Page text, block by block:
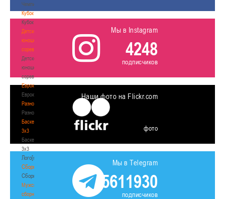
Чемпионат
Кубок
Кубок
Детско-
юношеские
соревнования
Детско-
юношеские
соревнования
Еврокубки
Еврокубки
Разное
Разное
Баскетбол
3х3
Баскетбол
3х3
Лого[modid=121]
Сборные
Сборные
Мужские
сборные
Мы в Instagram
4248
подписчиков
Наши фото на Flickr.com
фото
Мы в Telegram
5611930
подписчиков